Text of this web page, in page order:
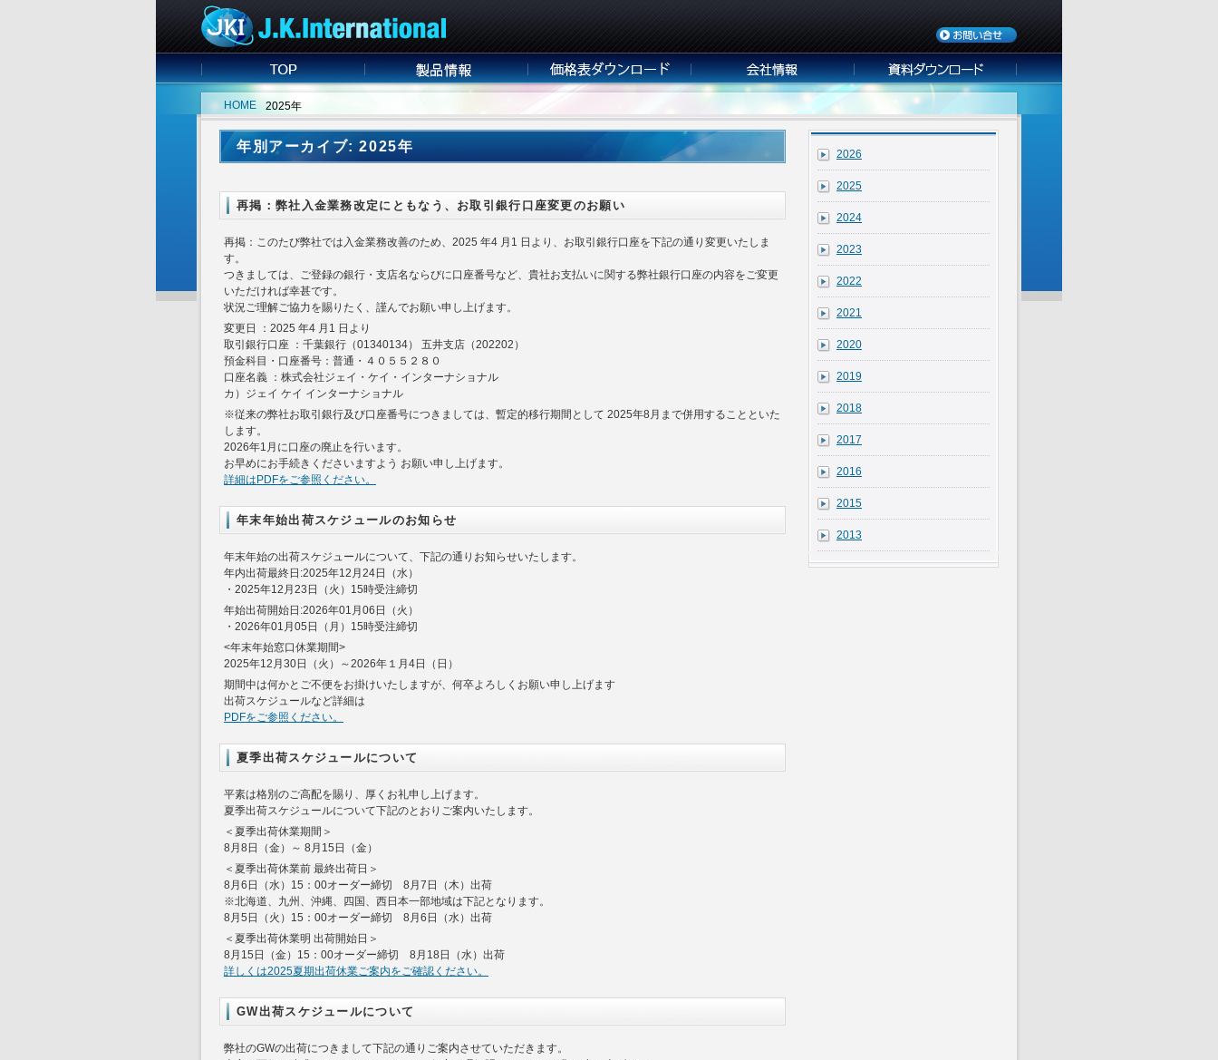
HOME 2025年
年別アーカイブ: 2025年
再掲：弊社入金業務改定にともなう、お取引銀行口座変更のお願い
再掲：このたび弊社では入金業務改善のため、2025 年4 月1 日より、お取引銀行口座を下記の通り変更いたしま
す。
つきましては、ご登録の銀行・支店名ならびに口座番号など、貴社お支払いに関する弊社銀行口座の内容をご変更
いただければ幸甚です。
状況ご理解ご協力を賜りたく、謹んでお願い申し上げます。
変更日 ：2025 年4 月1 日より
取引銀行口座 ：千葉銀行（01340134） 五井支店（202202）
預金科目・口座番号：普通・４０５５２８０
口座名義 ：株式会社ジェイ・ケイ・インターナショナル
カ）ジェイ ケイ インターナショナル
※従来の弊社お取引銀行及び口座番号につきましては、暫定的移行期間として 2025年8月まで併用することといた
します。
2026年1月に口座の廃止を行います。
お早めにお手続きくださいますよう お願い申し上げます。
詳細はPDFをご参照ください。
年末年始出荷スケジュールのお知らせ
年末年始の出荷スケジュールについて、下記の通りお知らせいたします。
年内出荷最終日:2025年12月24日（水）
・2025年12月23日（火）15時受注締切
年始出荷開始日:2026年01月06日（火）
・2026年01月05日（月）15時受注締切
<年末年始窓口休業期間>
2025年12月30日（火）～2026年１月4日（日）
期間中は何かとご不便をお掛けいたしますが、何卒よろしくお願い申し上げます
出荷スケジュールなど詳細は
PDFをご参照ください。
夏季出荷スケジュールについて
平素は格別のご高配を賜り、厚くお礼申し上げます。
夏季出荷スケジュールについて下記のとおりご案内いたします。
＜夏季出荷休業期間＞
8月8日（金）～ 8月15日（金）
＜夏季出荷休業前 最終出荷日＞
8月6日（水）15：00オーダー締切 8月7日（木）出荷
※北海道、九州、沖縄、四国、西日本一部地域は下記となります。
8月5日（火）15：00オーダー締切 8月6日（水）出荷
＜夏季出荷休業明 出荷開始日＞
8月15日（金）15：00オーダー締切 8月18日（水）出荷
詳しくは2025夏期出荷休業ご案内をご確認ください。
GW出荷スケジュールについて
弊社のGWの出荷につきまして下記の通りご案内させていただきます。
2026
2025
2024
2023
2022
2021
2020
2019
2018
2017
2016
2015
2013